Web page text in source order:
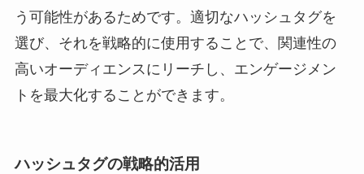
う可能性があるためです。適切なハッシュタグを
選び、それを戦略的に使用することで、関連性の
高いオーディエンスにリーチし、エンゲージメン
トを最大化することができます。
ハッシュタグの戦略的活用